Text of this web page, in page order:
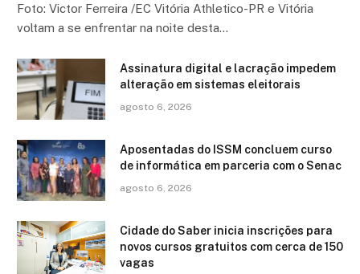
Foto: Victor Ferreira /EC Vitória Athletico-PR e Vitória
voltam a se enfrentar na noite desta…
Assinatura digital e lacração impedem
alteração em sistemas eleitorais
agosto 6, 2026
Aposentadas do ISSM concluem curso
de informática em parceria com o Senac
agosto 6, 2026
Cidade do Saber inicia inscrições para
novos cursos gratuitos com cerca de 150
vagas